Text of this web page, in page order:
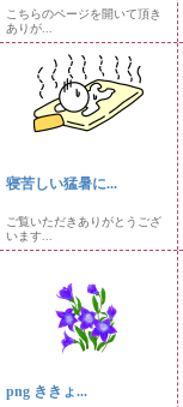
こちらのページを開いて頂き
ありが...
寝苦しい猛暑に...
ご覧いただきありがとうござ
います...
png ききょ...